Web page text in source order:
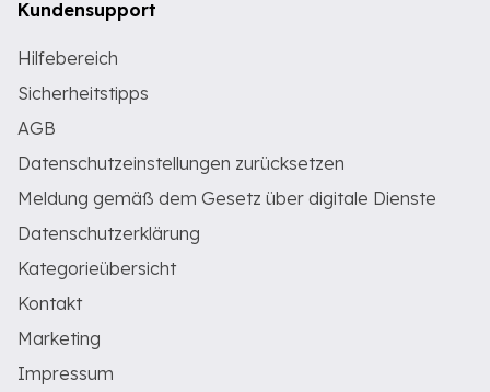
Kundensupport
Hilfebereich
Sicherheitstipps
AGB
Datenschutzeinstellungen zurücksetzen
Meldung gemäß dem Gesetz über digitale Dienste
Datenschutzerklärung
Kategorieübersicht
Kontakt
Marketing
Impressum